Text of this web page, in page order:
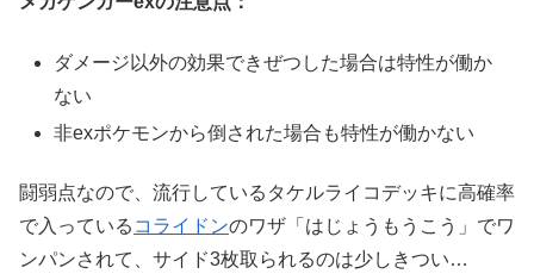
ダメージ以外の効果できぜつした場合は特性が働か
ない
非exポケモンから倒された場合も特性が働かない
闘弱点なので、流行しているタケルライコデッキに高確率
で入っている コライドンのワザ「はじょうもうこう」でワ
ンパンされて、サイド3枚取られるのは少しきつい…